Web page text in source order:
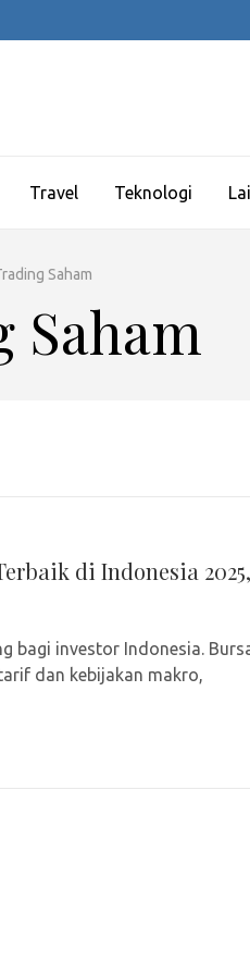
Travel Teknologi
Saham
Saham
di Indonesia 2025,
bagi investor Indonesia.
dan kebijakan makro,